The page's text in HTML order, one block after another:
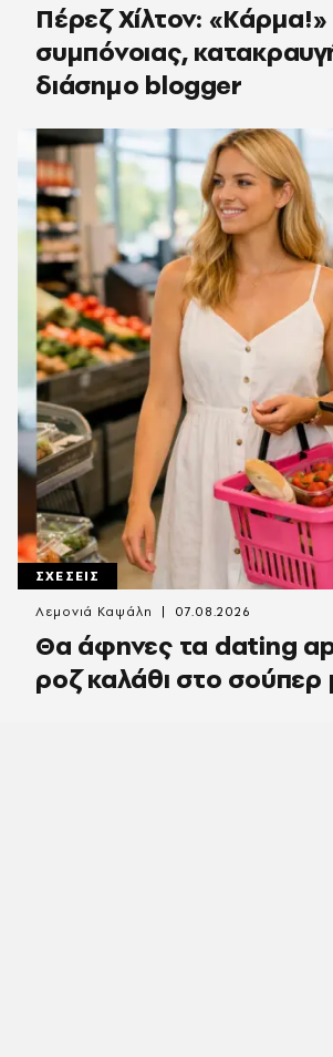
Πέρεζ Χίλτον: «Κάρμα!»
συμπόνοιας,
διάσημο blogger
ΣΧΕΣΕΙΣ
Θα άφηνες τα dating
ροζ καλάθι στο σούπερ
Λεμονιά Καψάλη 07.08.2026